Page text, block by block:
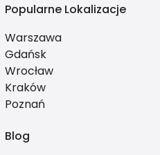
Popularne Lokalizacje
Warszawa
Gdańsk
Wrocław
Kraków
Poznań
Blog